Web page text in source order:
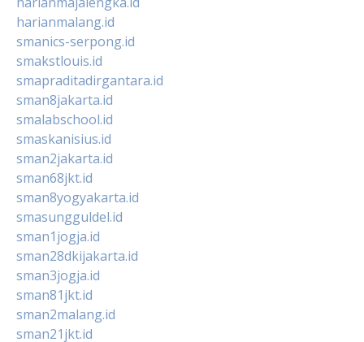
harianmalang.id
smanics-serpong.id
smakstlouis.id
smapraditadirgantara.id
sman8jakarta.id
smalabschool.id
smaskanisius.id
sman2jakarta.id
sman68jkt.id
sman8yogyakarta.id
smasungguldel.id
sman1jogja.id
sman28dkijakarta.id
sman3jogja.id
sman81jkt.id
sman2malang.id
sman21jkt.id